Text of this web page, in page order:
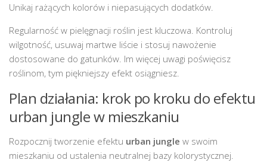
Unikaj rażących kolorów i niepasujących dodatków.
Regularność w pielęgnacji roślin jest kluczowa. Kontroluj
wilgotność, usuwaj martwe liście i stosuj nawożenie
dostosowane do gatunków. Im więcej uwagi poświęcisz
roślinom, tym piękniejszy efekt osiągniesz.
Plan działania: krok po kroku do efektu
urban jungle w mieszkaniu
Rozpocznij tworzenie efektu urban jungle w swoim
mieszkaniu od ustalenia neutralnej bazy kolorystycznej.